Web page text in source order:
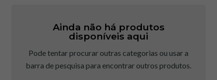
Ainda não há produtos
disponíveis aqui
Pode tentar procurar outras categorias ou usar a
barra de pesquisa para encontrar outros produtos.